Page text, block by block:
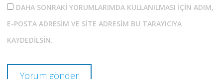
DAHA SONRAKI YORUMLARIMDA KULLANILMASI IÇIN ADIM,
E-POSTA ADRESIM VE SITE ADRESIM BU TARAYICIYA
KAYDEDILSIN.